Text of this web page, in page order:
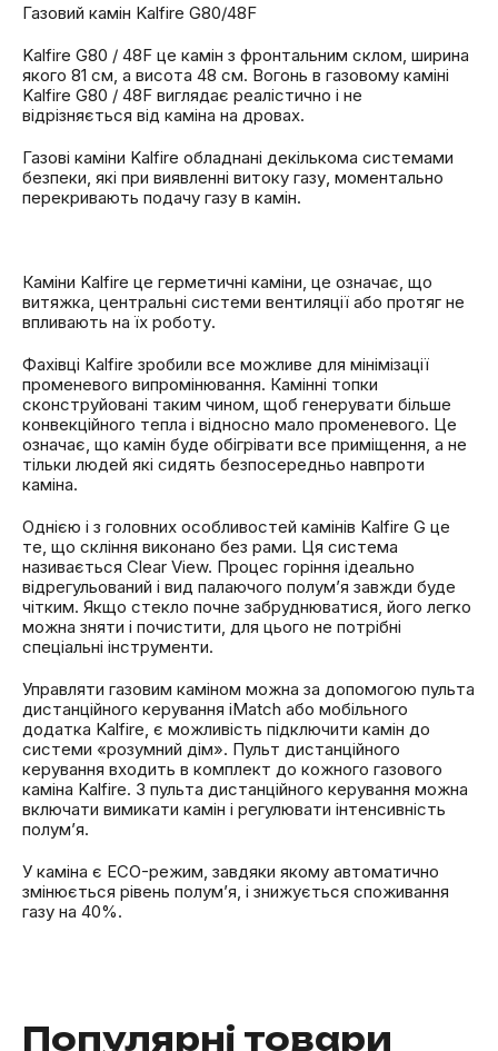
Газовий камін Kalfire G80/48F
Kalfire G80 / 48F це камін з фронтальним склом, ширина
якого 81 см, а висота 48 см. Вогонь в газовому каміні
Kalfire G80 / 48F виглядає реалістично і не
відрізняється від каміна на дровах.
Газові каміни Kalfire обладнані декількома системами
безпеки, які при виявленні витоку газу, моментально
перекривають подачу газу в камін.
Каміни Kalfire це герметичні каміни, це означає, що
витяжка, центральні системи вентиляції або протяг не
впливають на їх роботу.
Фахівці Kalfire зробили все можливе для мінімізації
променевого випромінювання. Камінні топки
сконструйовані таким чином, щоб генерувати більше
конвекційного тепла і відносно мало променевого. Це
означає, що камін буде обігрівати все приміщення, а не
тільки людей які сидять безпосередньо навпроти
каміна.
Однією і з головних особливостей камінів Kalfire G це
те, що скління виконано без рами. Ця система
називається Clear View. Процес горіння ідеально
відрегульований і вид палаючого полум’я завжди буде
чітким. Якщо стекло почне забруднюватися, його легко
можна зняти і почистити, для цього не потрібні
спеціальні інструменти.
Управляти газовим каміном можна за допомогою пульта
дистанційного керування iMatch або мобільного
додатка Kalfire, є можливість підключити камін до
системи «розумний дім». Пульт дистанційного
керування входить в комплект до кожного газового
каміна Kalfire. З пульта дистанційного керування можна
включати вимикати камін і регулювати інтенсивність
полум’я.
У каміна є ECO-режим, завдяки якому автоматично
змінюється рівень полум’я, і ​​знижується споживання
газу на 40%.
Популярні товари